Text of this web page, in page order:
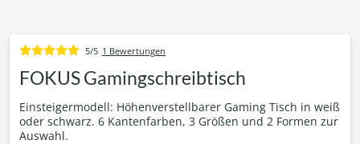
5/5 1 Bewertungen
FOKUS Gamingschreibtisch
Einsteigermodell: Höhenverstellbarer Gaming Tisch in weiß
oder schwarz. 6 Kantenfarben, 3 Größen und 2 Formen zur
Auswahl.